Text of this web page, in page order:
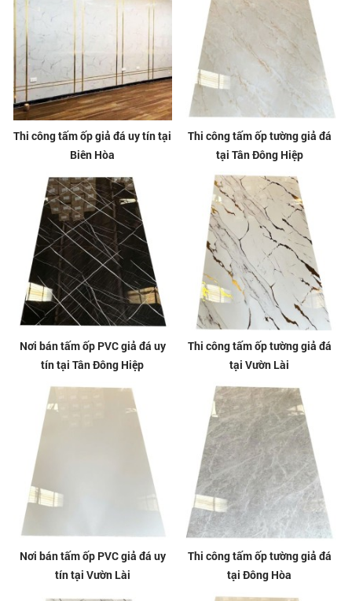
Thi công tấm ốp giả đá uy tín tại
Biên Hòa
Thi công tấm ốp tường giả đá
tại Tân Đông Hiệp
Nơi bán tấm ốp PVC giả đá uy
tín tại Tân Đông Hiệp
Thi công tấm ốp tường giả đá
tại Vườn Lài
Nơi bán tấm ốp PVC giả đá uy
tín tại Vườn Lài
Thi công tấm ốp tường giả đá
tại Đông Hòa